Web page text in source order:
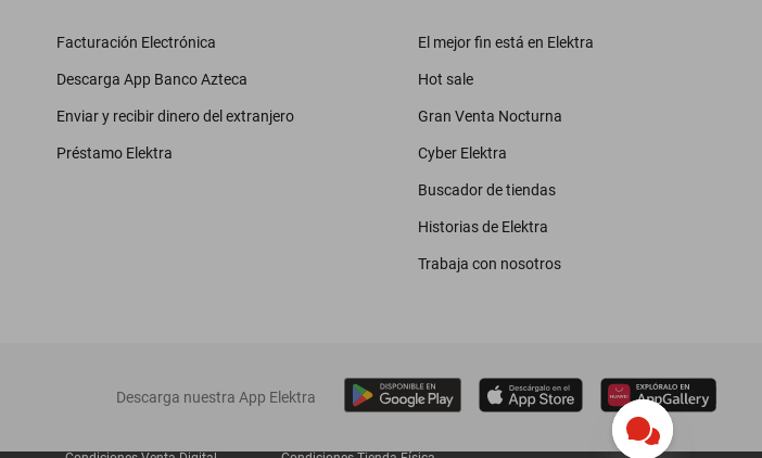
Facturación Electrónica
Descarga App Banco Azteca
Enviar y recibir dinero del extranjero
Préstamo Elektra
El mejor fin está en Elektra
Hot sale
Gran Venta Nocturna
Cyber Elektra
Buscador de tiendas
Historias de Elektra
Trabaja con nosotros
‎ Descarga nuestra App Elektra